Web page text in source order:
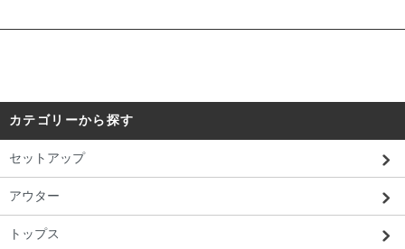
カテゴリーから探す
セットアップ
アウター
トップス